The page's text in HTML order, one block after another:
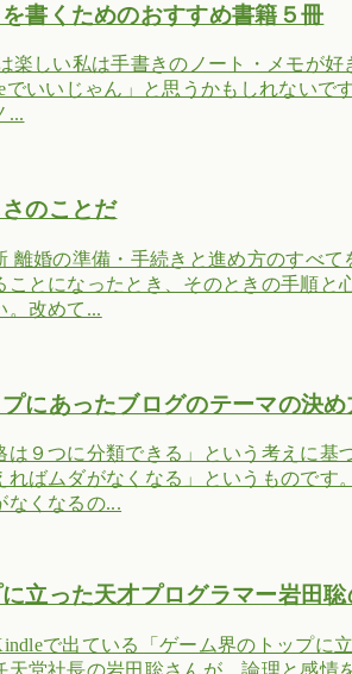
書くためのおすすめ書籍５冊
楽しい私は手書きのノート・メモが
でいいじゃん」と思うかもしれないで
...
のことだ
離婚の準備・手続きと進め方のすべ
とになったとき、そのときの手順と
。改めて...
にあったブログのテーマの決め
は９つに分類できる」という考えに
ればムダがなくなる」というもので
なくなるの...
立った天才プログラマー岩田
で出ている「ゲーム界のトップに
天堂社長の岩田聡さんが、論理と感